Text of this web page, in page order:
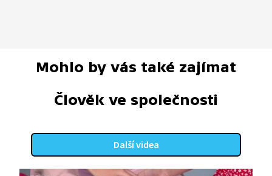
Mohlo by vás také zajímat
Člověk ve společnosti
Další videa